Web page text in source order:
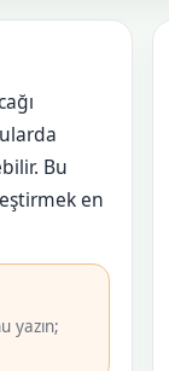
Bu
en
yazın;